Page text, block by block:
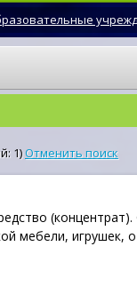
1)Отменить поиск
мебели,